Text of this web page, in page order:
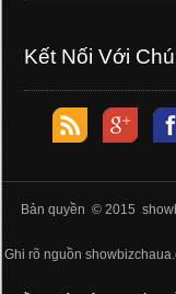
Kết Nối Với
Bản quyền © 2015
Ghi rõ nguồn